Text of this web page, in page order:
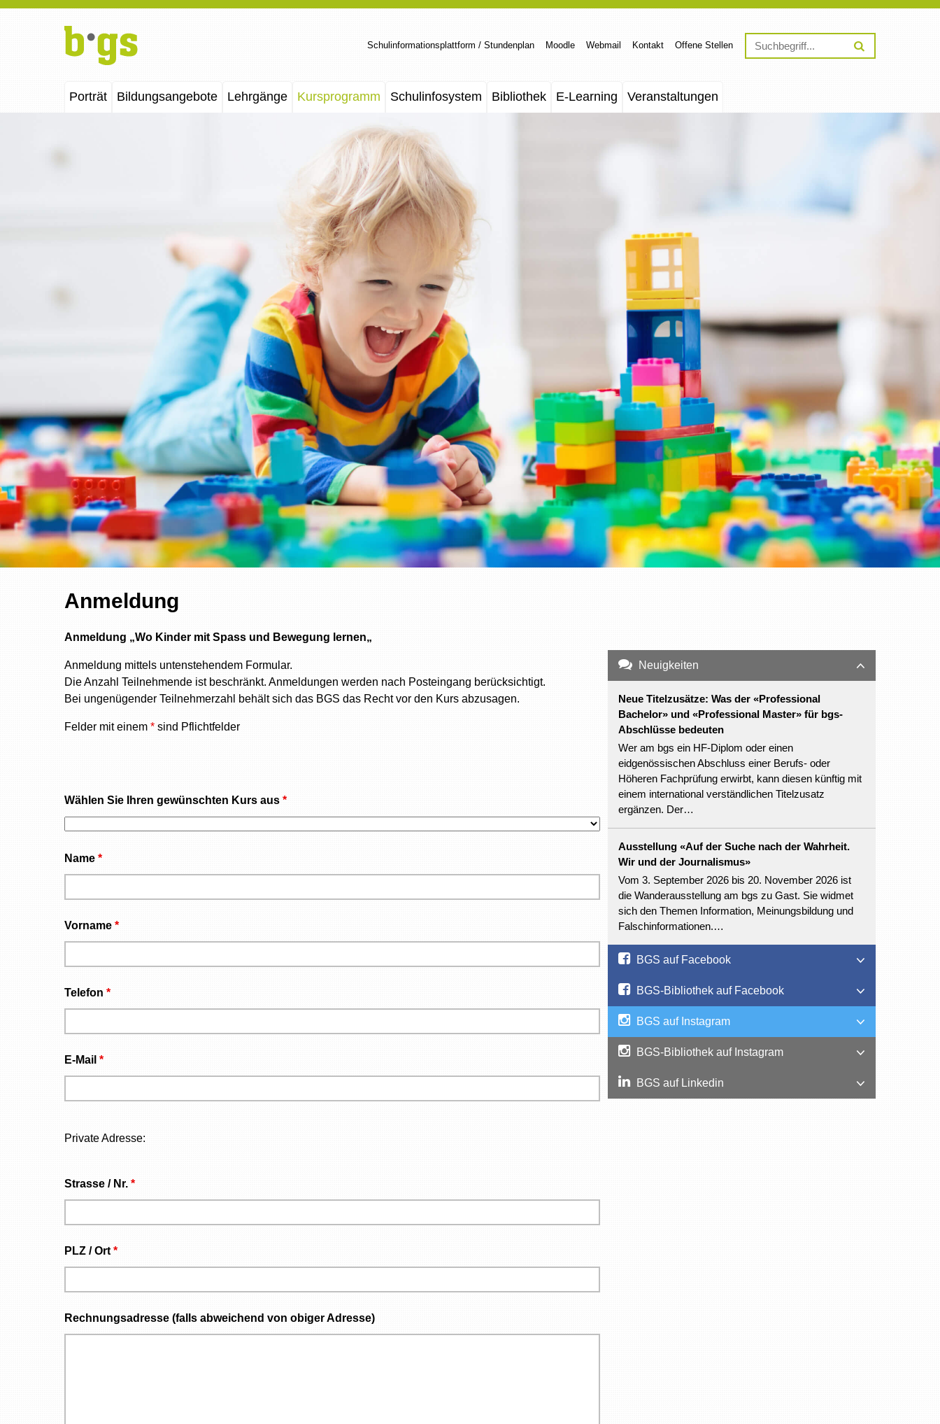
Schulinformationsplattform / Stundenplan Moodle Webmail Kontakt Offene Stellen
Porträt Bildungsangebote Lehrgänge Kursprogramm Schulinfosystem Bibliothek E-Learning Veranstaltungen
Anmeldung
Anmeldung „Wo Kinder mit Spass und Bewegung lernen„
Anmeldung mittels untenstehendem Formular.
Die Anzahl Teilnehmende ist beschränkt. Anmeldungen werden nach Posteingang berücksichtigt.
Bei ungenügender Teilnehmerzahl behält sich das BGS das Recht vor den Kurs abzusagen.
Felder mit einem * sind Pflichtfelder
Wählen Sie Ihren gewünschten Kurs aus *
Name *
Vorname *
Telefon *
E-Mail *
Private Adresse:
Strasse / Nr. *
PLZ / Ort *
Rechnungsadresse (falls abweichend von obiger Adresse)
Neuigkeiten
Neue Titelzusätze: Was der «Professional
Bachelor» und «Professional Master» für bgs-
Abschlüsse bedeuten
Wer am bgs ein HF-Diplom oder einen
eidgenössischen Abschluss einer Berufs- oder
Höheren Fachprüfung erwirbt, kann diesen künftig mit
einem international verständlichen Titelzusatz
ergänzen. Der…
Ausstellung «Auf der Suche nach der Wahrheit.
Wir und der Journalismus»
Vom 3. September 2026 bis 20. November 2026 ist
die Wanderausstellung am bgs zu Gast. Sie widmet
sich den Themen Information, Meinungsbildung und
Falschinformationen.…
BGS auf Facebook
BGS-Bibliothek auf Facebook
BGS auf Instagram
BGS-Bibliothek auf Instagram
BGS auf Linkedin